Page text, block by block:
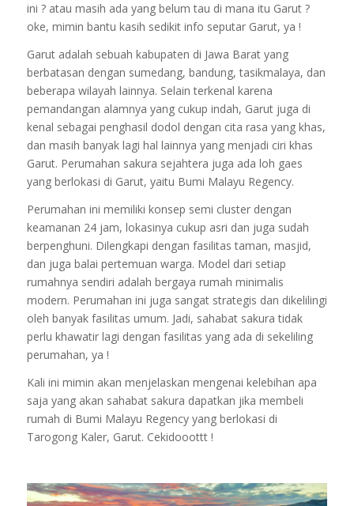
ini ? atau masih ada yang belum tau di mana itu Garut ?
oke, mimin bantu kasih sedikit info seputar Garut, ya !
Garut adalah sebuah kabupaten di Jawa Barat yang
berbatasan dengan sumedang, bandung, tasikmalaya, dan
beberapa wilayah lainnya. Selain terkenal karena
pemandangan alamnya yang cukup indah, Garut juga di
kenal sebagai penghasil dodol dengan cita rasa yang khas,
dan masih banyak lagi hal lainnya yang menjadi ciri khas
Garut. Perumahan sakura sejahtera juga ada loh gaes
yang berlokasi di Garut, yaitu Bumi Malayu Regency.
Perumahan ini memiliki konsep semi cluster dengan
keamanan 24 jam, lokasinya cukup asri dan juga sudah
berpenghuni. Dilengkapi dengan fasilitas taman, masjid,
dan juga balai pertemuan warga. Model dari setiap
rumahnya sendiri adalah bergaya rumah minimalis
modern. Perumahan ini juga sangat strategis dan dikelilingi
oleh banyak fasilitas umum. Jadi, sahabat sakura tidak
perlu khawatir lagi dengan fasilitas yang ada di sekeliling
perumahan, ya !
Kali ini mimin akan menjelaskan mengenai kelebihan apa
saja yang akan sahabat sakura dapatkan jika membeli
rumah di Bumi Malayu Regency yang berlokasi di
Tarogong Kaler, Garut. Cekidooottt !